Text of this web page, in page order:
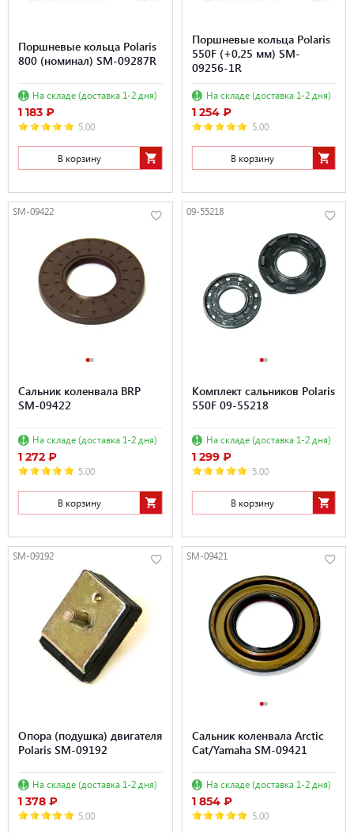
Поршневые кольца Polaris
800 (номинал) SM-09287R
На складе (доставка 1-2 дня)
1 183 ₽
5.00
В корзину
Поршневые кольца Polaris
550F (+0,25 мм) SM-
09256-1R
На складе (доставка 1-2 дня)
1 254 ₽
5.00
В корзину
SM-09422
Сальник коленвала BRP
SM-09422
На складе (доставка 1-2 дня)
1 272 ₽
5.00
В корзину
09-55218
Комплект сальников Polaris
550F 09-55218
На складе (доставка 1-2 дня)
1 299 ₽
5.00
В корзину
SM-09192
Опора (подушка) двигателя
Polaris SM-09192
На складе (доставка 1-2 дня)
1 378 ₽
5.00
SM-09421
Сальник коленвала Arctic
Cat/Yamaha SM-09421
На складе (доставка 1-2 дня)
1 854 ₽
5.00